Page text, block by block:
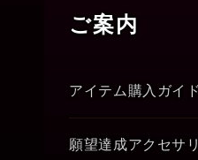
ご案内
アイテム購入ガイド
願望達成アクセサ